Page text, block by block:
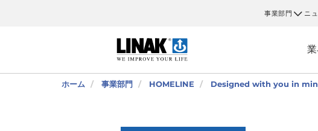
事業部門 ニ
ホーム 事業部門 HOMELINE Designed with you in mind